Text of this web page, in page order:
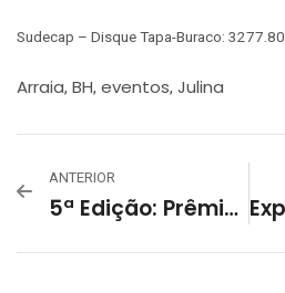
Sudecap – Disque Tapa-Buraco: 3277.80
Arraia, BH, eventos, Julina
ANTERIOR
5ª Edição: Prêmio Décio Noviello De Fotografia